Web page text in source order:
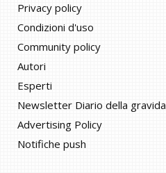
Privacy policy
Condizioni d'uso
Community policy
Autori
Esperti
Newsletter Diario della
Advertising Policy
Notifiche push